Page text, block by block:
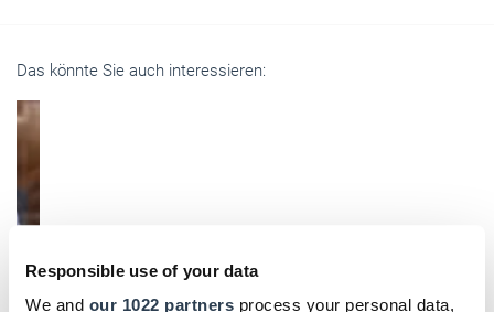
Responsible use of your data
We and our 1022 partners process your personal data,
Das könnte Sie auch interessieren: